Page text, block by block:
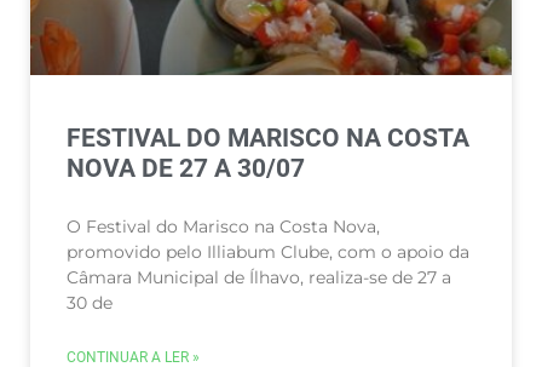
FESTIVAL DO MARISCO NA COSTA
NOVA DE 27 A 30/07
O Festival do Marisco na Costa Nova,
promovido pelo Illiabum Clube, com o apoio da
Câmara Municipal de Ílhavo, realiza-se de 27 a
30 de
CONTINUAR A LER »